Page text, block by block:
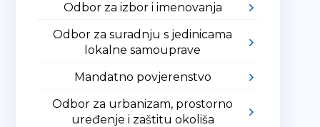
Odbor za izbor i imenovanja
Odbor za suradnju s jedinicama
lokalne samouprave
Mandatno povjerenstvo
Odbor za urbanizam, prostorno
uređenje i zaštitu okoliša